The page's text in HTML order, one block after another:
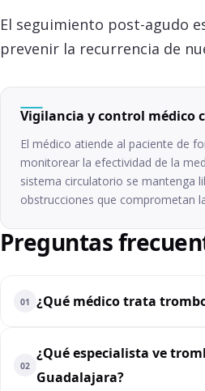
El seguimiento post-agudo
prevenir la recurrencia de
Vigilancia y control médico
El médico atiende al paciente de
monitorear la efectividad de la
sistema circulatorio se mantenga
obstrucciones que comprometan
Preguntas
01 ¿Qué médico trata
02
¿Qué especialista ve
Guadalajara?